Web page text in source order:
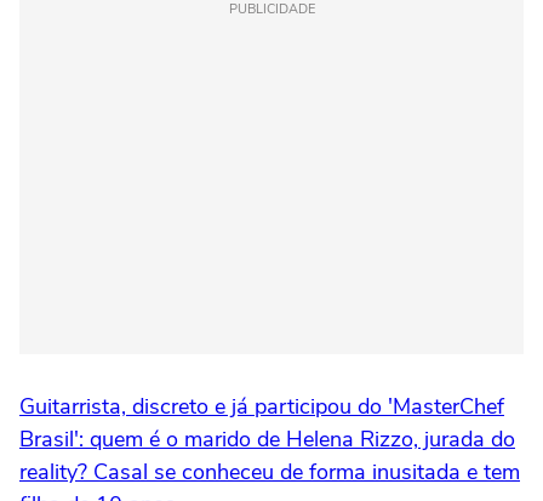
PUBLICIDADE
Guitarrista, discreto e já participou do 'MasterChef
Brasil': quem é o marido de Helena Rizzo, jurada do
reality? Casal se conheceu de forma inusitada e tem